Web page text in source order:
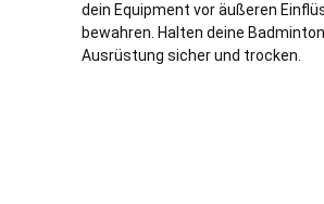
dein Equipment vor äußeren
bewahren. Halten deine
Ausrüstung sicher und trocken.